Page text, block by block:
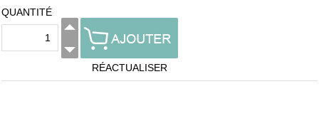
QUANTITÉ
RÉACTUALISER